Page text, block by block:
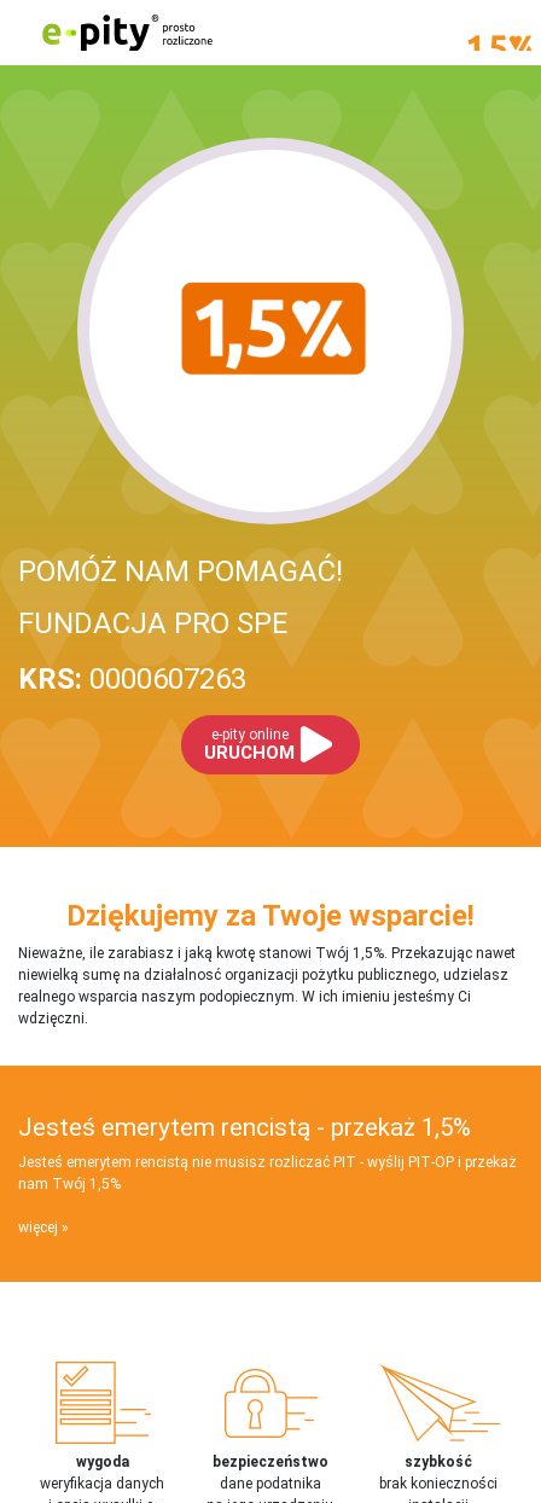
POMÓŻ NAM POMAGAĆ!
FUNDACJA PRO SPE
KRS: 0000607263
e-pity online
URUCHOM
Dziękujemy za Twoje wsparcie!
Nieważne, ile zarabiasz i jaką kwotę stanowi Twój 1,5%. Przekazując nawet
niewielką sumę na działalnosć organizacji pożytku publicznego, udzielasz
realnego wsparcia naszym podopiecznym. W ich imieniu jesteśmy Ci
wdzięczni.
Jesteś emerytem rencistą - przekaż 1,5%
Jesteś emerytem rencistą nie musisz rozliczać PIT - wyślij PIT‑OP i przekaż
nam Twój 1,5%
więcej
wygoda
weryfikacja danych
bezpieczeństwo
dane podatnika
szybkość
brak konieczności